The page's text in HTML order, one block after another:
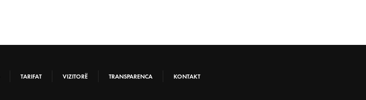
TARIFAT VIZITORË TRANSPARENCA KONTAKT